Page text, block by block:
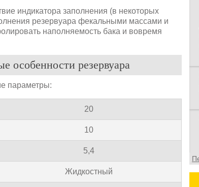
индикатора заполнения (в некоторых
резервуара фекальными массами и
наполняемость бака и вовремя
особенности резервуара
параметры:
20
10
5,4
Жидкостный